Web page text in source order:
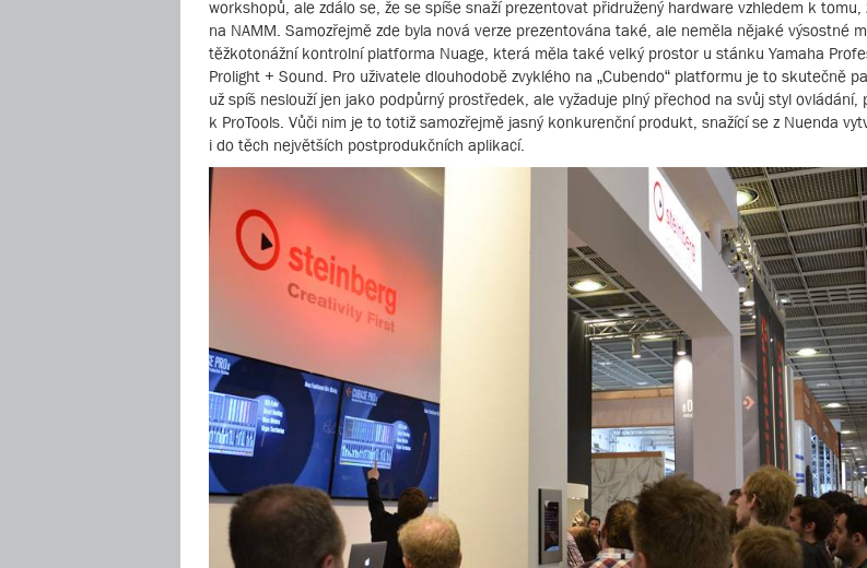
workshopů, ale zdálo se, že se spíše snaží prezentovat přidružený hardware vzhledem k
na NAMM. Samozřejmě zde byla nová verze prezentována také, ale neměla nějaké výsostné
těžkotonážní kontrolní platforma Nuage, která měla také velký prostor u stánku Yamaha
Prolight + Sound. Pro uživatele dlouhodobě zvyklého na „Cubendo“ platformu je to skutečně
už spíš neslouží jen jako podpůrný prostředek, ale vyžaduje plný přechod na svůj styl
k ProTools. Vůči nim je to totiž samozřejmě jasný konkurenční produkt, snažící se z Nuenda
i do těch největších postprodukčních aplikací.